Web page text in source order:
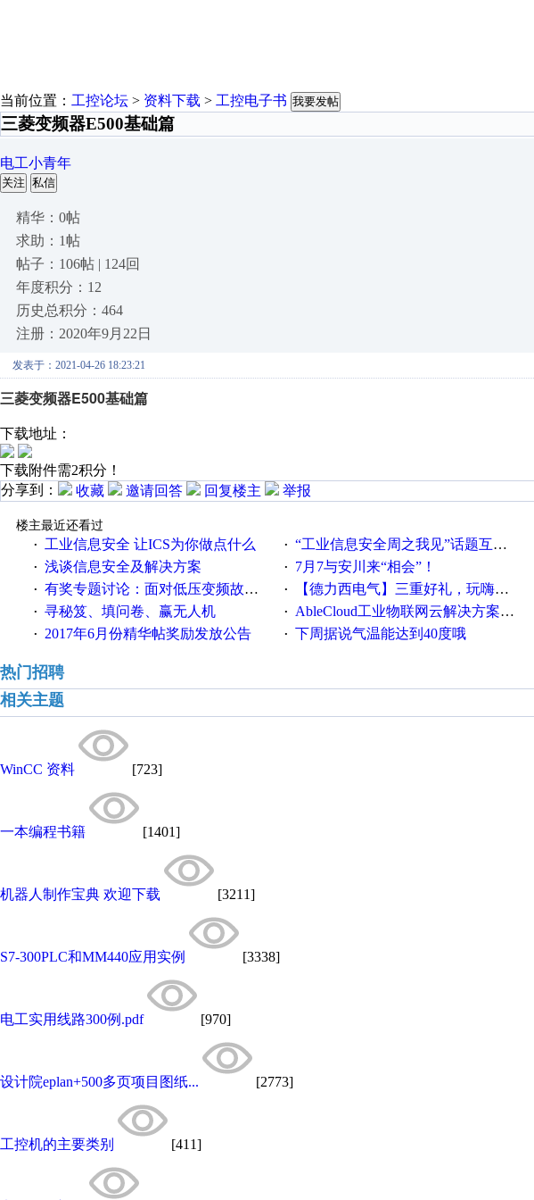
当前位置： 工控论坛 > 资料下载 > 工控电子书 我要发帖
三菱变频器E500基础篇
电工小青年
关注 私信
精华：0帖
求助：1帖
帖子：106帖 | 124回
年度积分：12
历史总积分：464
注册：2020年9月22日
发表于：2021-04-26 18:23:21
三菱变频器E500基础篇
下载地址：
下载附件需2积分！
分享到：
收藏 邀请回答 回复楼主 举报
楼主最近还看过
·
工业信息安全 让ICS为你做点什么 · “工业信息安全周之我见”话题互动获奖名单发布公告
· 浅谈信息安全及解决方案 · 7月7与安川来“相会”！
· 有奖专题讨论：面对低压变频故障，老手是这样解决的！ · 【德力西电气】三重好礼，玩嗨夏日！
· 寻秘笈、填问卷、赢无人机 · AbleCloud工业物联网云解决方案实践及应用
· 2017年6月份精华帖奖励发放公告 · 下周据说气温能达到40度哦
热门招聘
相关主题
WinCC 资料 [723]
一本编程书籍 [1401]
机器人制作宝典 欢迎下载 [3211]
S7-300PLC和MM440应用实例 [3338]
电工实用线路300例.pdf [970]
设计院eplan+500多页项目图纸... [2773]
工控机的主要类别 [411]